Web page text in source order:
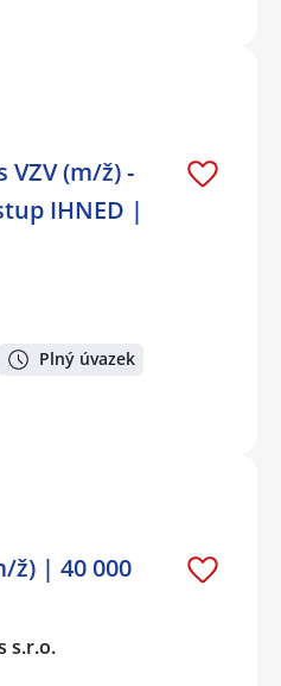
(m/ž) -
IHNED |
Plný úvazek
ž) | 40 000
s.r.o.